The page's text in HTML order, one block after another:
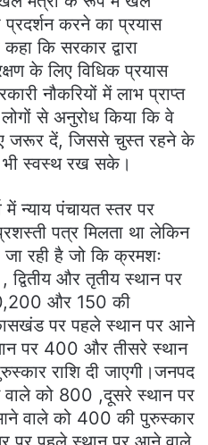
करने का प्रयास
कि सरकार द्वारा
के लिए विधिक प्रयास
नौकरियों में लाभ प्राप्त
से अनुरोध किया कि वे
जरूर दें, जिससे चुस्त रहने के
भी स्वस्थ रख सके।
में न्याय पंचायत स्तर पर
पत्र मिलता था लेकिन
रही है जो कि क्रमशः
द्वितीय और तृतीय स्थान पर
और 150 की
पर पहले स्थान पर आने
पर 400 और तीसरे स्थान
राशि दी जाएगी।जनपद
को 800 ,दूसरे स्थान पर
वाले को 400 की पुरुस्कार